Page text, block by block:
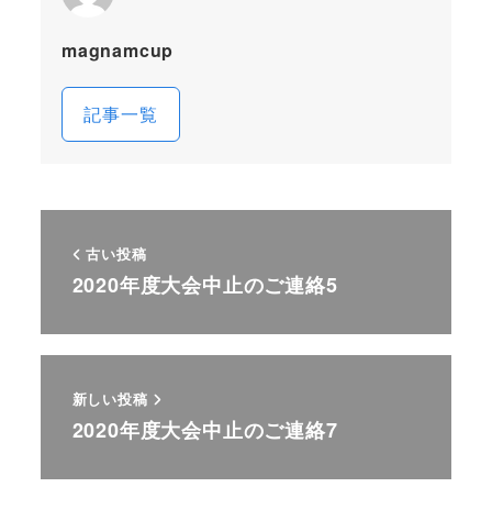
magnamcup
記事一覧
古い投稿
2020年度大会中止のご連絡5
新しい投稿
2020年度大会中止のご連絡7